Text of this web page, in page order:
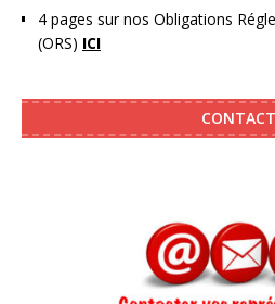
4 pages sur nos Obligations
(ORS) ICI